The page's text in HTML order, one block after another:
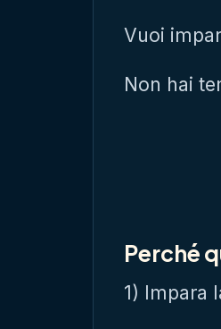
Vuoi
Non hai
Perché
1) Impara